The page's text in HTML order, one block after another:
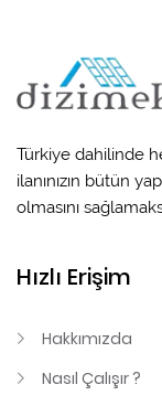
Türkiye dahilinde
ilanınızın bütün
olmasını
Hızlı Erişim
Hakkımızda
Nasıl Çalışır ?